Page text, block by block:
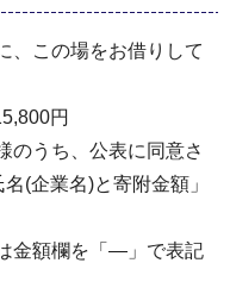
、この場をお借りして
円
のうち、公表に同意さ
(企業名)と寄附金額」
金額欄を「―」で表記